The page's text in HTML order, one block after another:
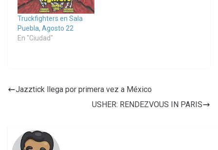
Truckfighters en Sala
Puebla, Agosto 22
En "Ciudad"
Jazztick llega por primera vez a México
USHER: RENDEZVOUS IN PARIS